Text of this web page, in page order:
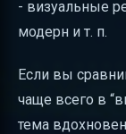
- визуальные
модерн и т. п.
Если вы
чаще всего в
тема